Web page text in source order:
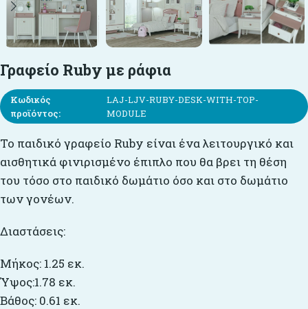
Γραφείο Ruby με ράφια
Κωδικός
προϊόντος:
LAJ-LJV-RUBY-DESK-WITH-TOP-
MODULE
To παιδικό γραφείο Ruby είναι ένα λειτουργικό και
αισθητικά φινιρισμένο έπιπλο που θα βρει τη θέση
του τόσο στο παιδικό δωμάτιο όσο και στο δωμάτιο
των γονέων.
Διαστάσεις:
Μήκος: 1.25 εκ.
Ύψος:1.78 εκ.
Βάθος: 0.61 εκ.